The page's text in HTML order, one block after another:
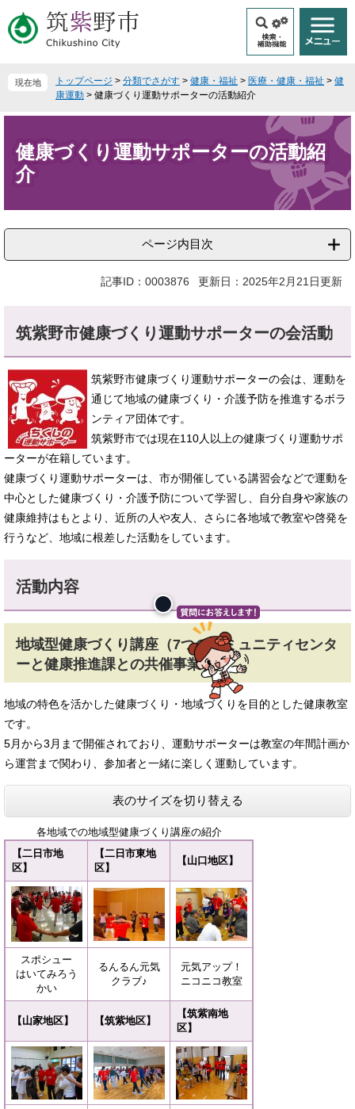
ー
ジ
ニ
ュ
現在地 トップページ > 分類でさがす > 健康・福祉 > 医療・健康・福祉 > 健
康運動 > 健康づくり運動サポーターの活動紹介
健康づくり運動サポーターの活動紹
介
ページ内目次
記事ID：0003876 更新日：2025年2月21日更新
筑紫野市健康づくり運動サポーターの会活動
筑紫野市健康づくり運動サポーターの会は、運動を
通じて地域の健康づくり・介護予防を推進するボラ
ンティア団体です。
筑紫野市では現在110人以上の健康づくり運動サポ
ーターが在籍しています。
健康づくり運動サポーターは、市が開催している講習会などで運動を
中心とした健康づくり・介護予防について学習し、自分自身や家族の
健康維持はもとより、近所の人や友人、さらに各地域で教室や啓発を
行うなど、地域に根差した活動をしています。
活動内容
地域型健康づくり講座（7つのコミュニティセンタ
ーと健康推進課との共催事業）
地域の特色を活かした健康づくり・地域づくりを目的とした健康教室
です。
5月から3月まで開催されており、運動サポーターは教室の年間計画か
ら運営まで関わり、参加者と一緒に楽しく運動しています。
表のサイズを切り替える
各地域での地域型健康づくり講座の紹介
【二日市地
区】
【二日市東地
区】
【山口地区】
スポシュー
はいてみろう
かい
るんるん元気
クラブ♪
元気アップ！
ニコニコ教室
【山家地区】 【筑紫地区】
【筑紫南地
区】